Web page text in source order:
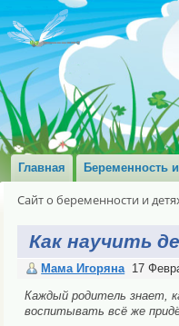
Главная Беременность
Сайт о беременности и
Как научить
Мама Игоряна 17
Каждый родитель знает,
воспитывать всё же